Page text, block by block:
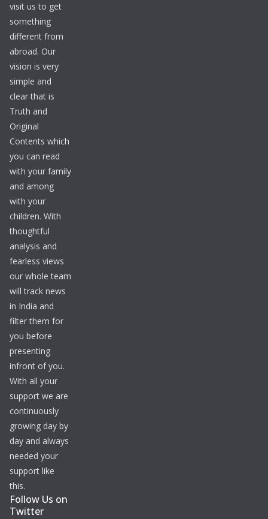
visit us to get
something
different from
abroad. Our
vision is very
simple and
clear that is
Truth and
Original
Contents which
you can read
with your family
and among
with your
children. With
thoughtful
analysis and
fearless views
our whole team
will track news
in India and
filter them for
you before
presenting
infront of you.
With all your
support we are
continuously
growing day by
day and always
needed your
support like
this.
Follow Us on
Twitter